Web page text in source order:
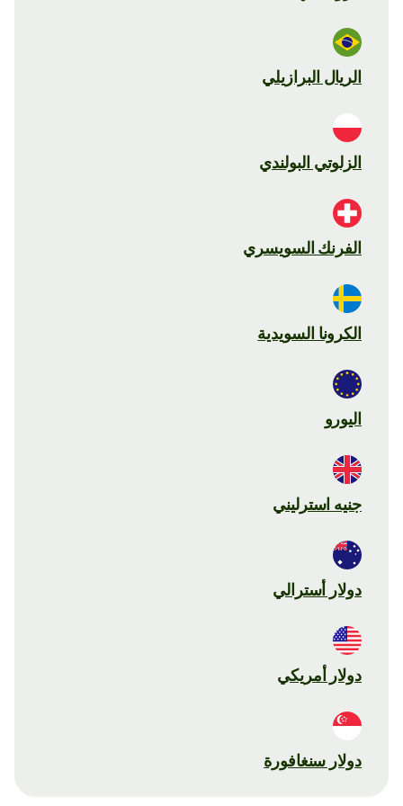
الريال البرازيلي
الزلوتي البولندي
الفرنك السويسري
الكرونا السويدية
اليورو
جنيه استرليني
دولار أسترالي
دولار أمريكي
دولار سنغافورة